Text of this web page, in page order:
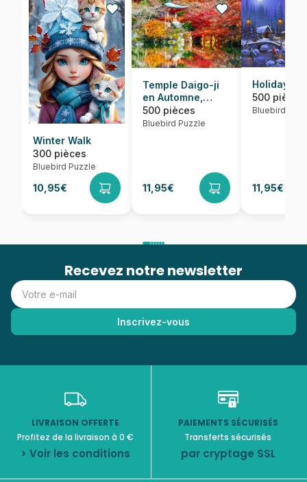
Winter Walk
300 pièces
Bluebird Puzzle
10,95€
Temple Daigo-ji
en Automne,
Kyoto
500 pièces
Bluebird Puzzle
11,95€
Holiday
500 pièces
Bluebird
11,95€
Recevez notre newsletter
LIVRAISON OFFERTE
Profitez de la livraison à 0 €
> Voir les conditions
PAIEMENTS SÉCURISÉS
Transferts sécurisés
par cryptage SSL